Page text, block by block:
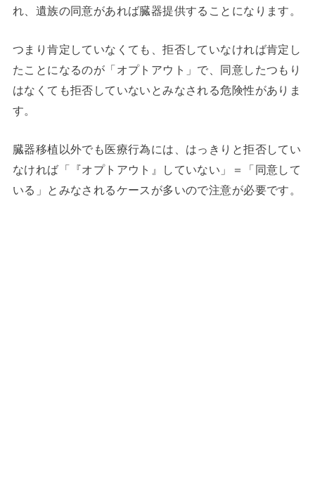
れ、遺族の同意があれば臓器提供することになります。
つまり肯定していなくても、拒否していなければ肯定し
たことになるのが「オプトアウト」で、同意したつもり
はなくても拒否していないとみなされる危険性がありま
す。
臓器移植以外でも医療行為には、はっきりと拒否してい
なければ「『オプトアウト』していない」＝「同意して
いる」とみなされるケースが多いので注意が必要です。